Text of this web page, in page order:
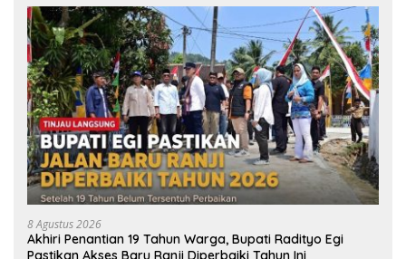
8 Agustus 2026
Akhiri Penantian 19 Tahun Warga, Bupati Radityo Egi
Pastikan Akses Baru Ranji Diperbaiki Tahun Ini